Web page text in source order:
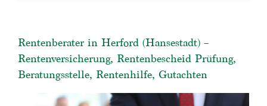
Rentenberater in Herford (Hansestadt) –
Rentenversicherung, Rentenbescheid Prüfung,
Beratungsstelle, Rentenhilfe, Gutachten